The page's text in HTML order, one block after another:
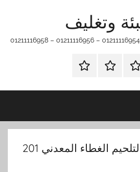
وتغليف
ماكينات
وتغليف
اتـصـل
في
التي
الغطاء المعدني 201